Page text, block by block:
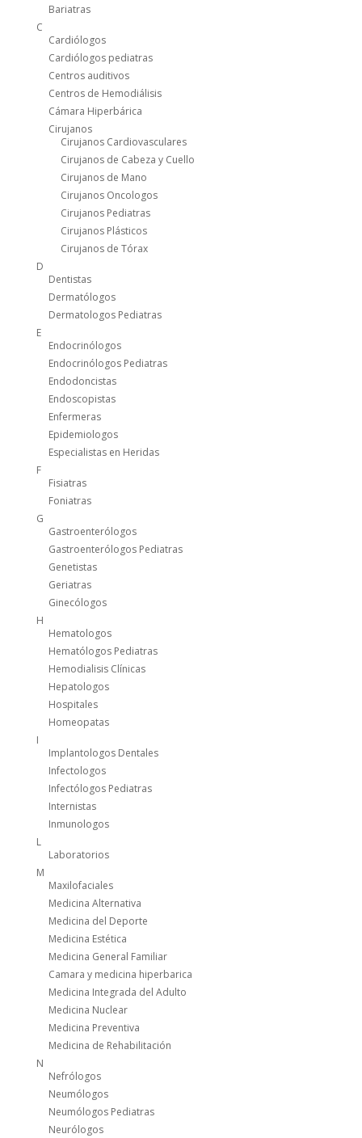
Bariatras
C
Cardiólogos
Cardiólogos pediatras
Centros auditivos
Centros de Hemodiálisis
Cámara Hiperbárica
Cirujanos
Cirujanos Cardiovasculares
Cirujanos de Cabeza y Cuello
Cirujanos de Mano
Cirujanos Oncologos
Cirujanos Pediatras
Cirujanos Plásticos
Cirujanos de Tórax
D
Dentistas
Dermatólogos
Dermatologos Pediatras
E
Endocrinólogos
Endocrinólogos Pediatras
Endodoncistas
Endoscopistas
Enfermeras
Epidemiologos
Especialistas en Heridas
F
Fisiatras
Foniatras
G
Gastroenterólogos
Gastroenterólogos Pediatras
Genetistas
Geriatras
Ginecólogos
H
Hematologos
Hematólogos Pediatras
Hemodialisis Clínicas
Hepatologos
Hospitales
Homeopatas
I
Implantologos Dentales
Infectologos
Infectólogos Pediatras
Internistas
Inmunologos
L
Laboratorios
M
Maxilofaciales
Medicina Alternativa
Medicina del Deporte
Medicina Estética
Medicina General Familiar
Camara y medicina hiperbarica
Medicina Integrada del Adulto
Medicina Nuclear
Medicina Preventiva
Medicina de Rehabilitación
N
Nefrólogos
Neumólogos
Neumólogos Pediatras
Neurólogos